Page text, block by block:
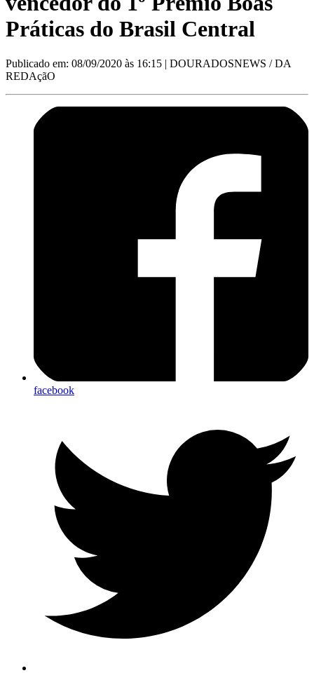
Práticas do Brasil Central
Publicado em: 08/09/2020 às 16:15 | DOURADOSNEWS / DA
REDAçãO
facebook